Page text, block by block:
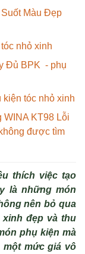
Màu Đẹp
nhỏ xinh
Đủ BPK - phụ
tóc nhỏ xinh
WINA KT98 Lỗi
được tìm
thích việc tạo
là những món
nên bỏ qua
xinh đẹp và thu
phụ kiện mà
mức giá vô